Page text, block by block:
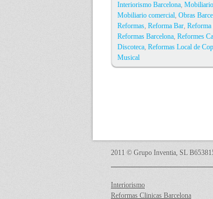
Interiorismo Barcelona, Mobiliario
Mobiliario comercial, Obras
Reformas, Reforma Bar,
Reformas Barcelona, Reformes
Discoteca, Reformas Local de
Musical
2011 © Grupo Inventia, SL
Interiorismo
Reformas Clinicas Barcelona